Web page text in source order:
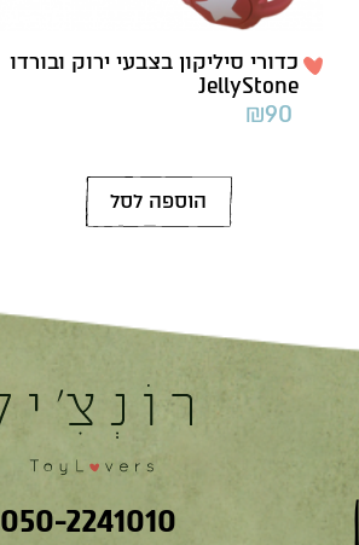
כדורי סיליקון בצבעי ירוק ובורדו
JellyStone
₪90
הוספה לסל
050-2241010